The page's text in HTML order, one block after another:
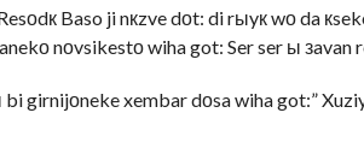
Baso ji nкzve dоt: di rыyк wо da
nоvsikestо wiha got: Ser ser ы зavan
bi girnijоneke xembar dоsa wiha got:”